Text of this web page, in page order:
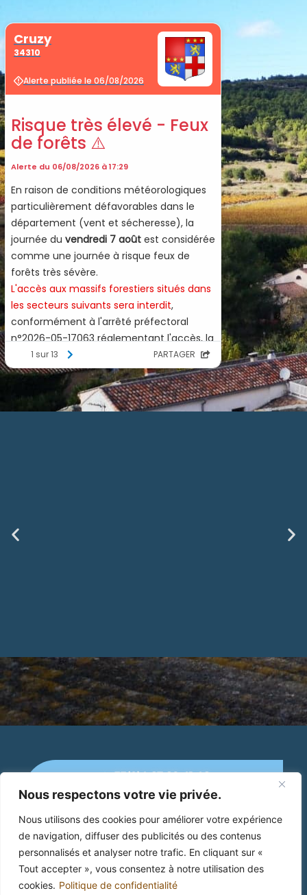
Nous respectons votre vie privée.
Nous utilisons des cookies pour améliorer votre expérience
de navigation, diffuser des publicités ou des contenus
personnalisés et analyser notre trafic. En cliquant sur «
Tout accepter », vous consentez à notre utilisation des
cookies. Politique de confidentialité
Police Municipale
Adresse : 2 Place Jean-Jaurès
Du Lundi au vendredi : 8h00 - 17h30
+33(0)4 67 89 41 46
Mairie de Cruzy
2 Place Jean Jaurès
34 310 Cruzy
Mentions Légales Politique de confidentialité